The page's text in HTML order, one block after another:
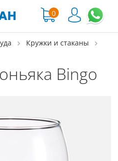
0
Кружки и стаканы
Bingo